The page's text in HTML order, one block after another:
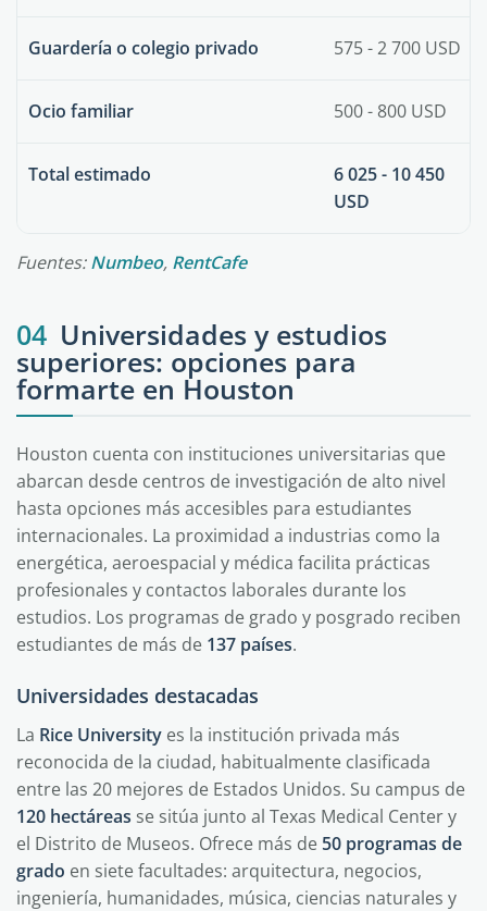
Guardería o colegio privado 575 - 2 700 USD
Ocio familiar 500 - 800 USD
Total estimado
6 025 - 10 450
USD
Fuentes:Numbeo, RentCafe
04 Universidades y estudios
superiores: opciones para
formarte en Houston
Houston cuenta con instituciones universitarias que
abarcan desde centros de investigación de alto nivel
hasta opciones más accesibles para estudiantes
internacionales. La proximidad a industrias como la
energética, aeroespacial y médica facilita prácticas
profesionales y contactos laborales durante los
estudios. Los programas de grado y posgrado reciben
estudiantes de más de 137 países.
Universidades destacadas
La Rice University es la institución privada más
reconocida de la ciudad, habitualmente clasificada
entre las 20 mejores de Estados Unidos. Su campus de
120 hectáreas se sitúa junto al Texas Medical Center y
el Distrito de Museos. Ofrece más de 50 programas de
grado en siete facultades: arquitectura, negocios,
ingeniería, humanidades, música, ciencias naturales y